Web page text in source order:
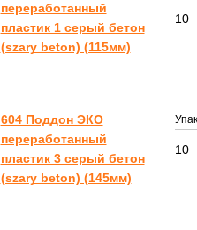
переработанный
пластик 1 серый бетон
(szary beton) (115мм)
10
604 Поддон ЭКО
переработанный
пластик 3 серый бетон
(szary beton) (145мм)
10